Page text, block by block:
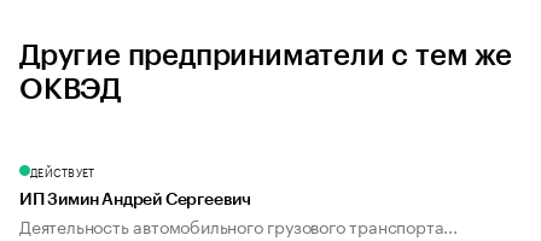
Другие предприниматели с тем же
ОКВЭД
ДЕЙСТВУЕТ
ИП Зимин Андрей Сергеевич
Деятельность автомобильного грузового транспорта...